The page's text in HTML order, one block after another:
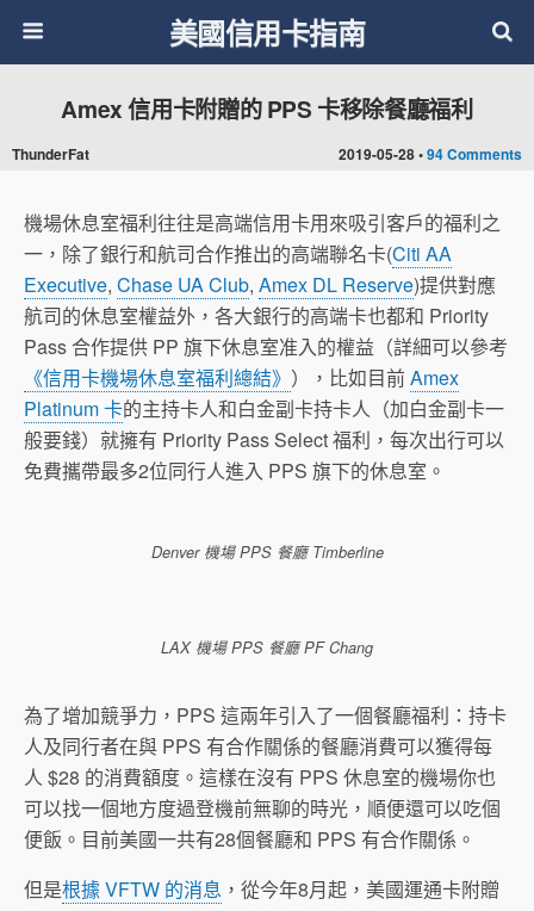
美國信用卡指南
2019-05-28 •94 Comments
Amex 信用卡附贈的 PPS 卡移除餐廳福利
ThunderFat
機場休息室福利往往是高端信用卡用來吸引客戶的福利之
一，除了銀行和航司合作推出的高端聯名卡(Citi AA
Executive, Chase UA Club, Amex DL Reserve)提供對應
航司的休息室權益外，各大銀行的高端卡也都和 Priority
Pass 合作提供 PP 旗下休息室准入的權益（詳細可以參考
《信用卡機場休息室福利總結》 ），比如目前Amex
Platinum 卡的主持卡人和白金副卡持卡人（加白金副卡一
般要錢）就擁有 Priority Pass Select 福利，每次出行可以
免費攜帶最多2位同行人進入 PPS 旗下的休息室。
Denver 機場 PPS 餐廳 Timberline
LAX 機場 PPS 餐廳 PF Chang
為了增加競爭力，PPS 這兩年引入了一個餐廳福利：持卡
人及同行者在與 PPS 有合作關係的餐廳消費可以獲得每
人 $28 的消費額度。這樣在沒有 PPS 休息室的機場你也
可以找一個地方度過登機前無聊的時光，順便還可以吃個
便飯。目前美國一共有28個餐廳和 PPS 有合作關係。
但是根據 VFTW 的消息 ，從今年8月起，美國運通卡附贈